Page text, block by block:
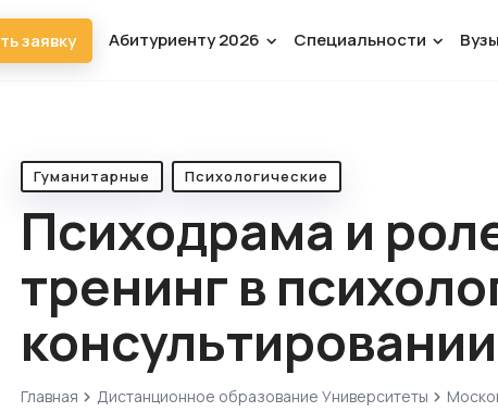
заявку Абитуриенту 2026 Специальности Вузы
Гуманитарные Психологические
Психодрама и
тренинг в
консультировании
Главная Дистанционное образование Университеты